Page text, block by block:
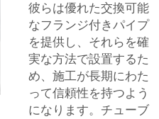
彼らは優れた交換可能
なフランジ付きパイプ
を提供し、それらを確
実な方法で設置するた
め、施工が長期にわた
って信頼性を持つよう
になります。チューブ